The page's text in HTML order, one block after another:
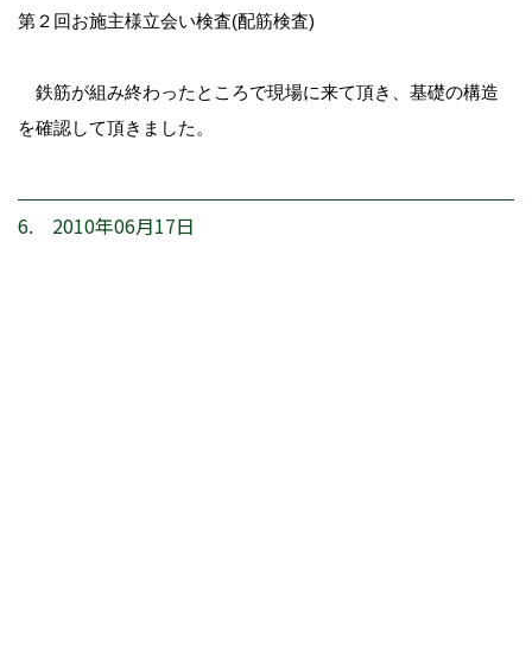
第２回お施主様立会い検査(配筋検査)
鉄筋が組み終わったところで現場に来て頂き、基礎の構造
を確認して頂きました。
6. 2010年06月17日